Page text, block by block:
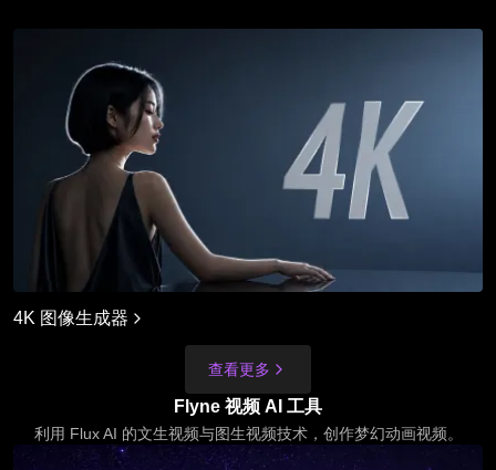
4K 图像生成器
查看更多
Flyne 视频 AI 工具
利用 Flux AI 的文生视频与图生视频技术，创作梦幻动画视频。